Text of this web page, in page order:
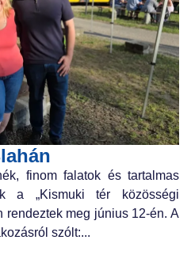
finom falatok és tartalmas
a „Kismuki tér közösségi
rendeztek meg június 12-én. A
szólt:...